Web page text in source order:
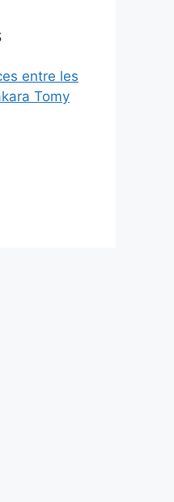
entre les
Tomy